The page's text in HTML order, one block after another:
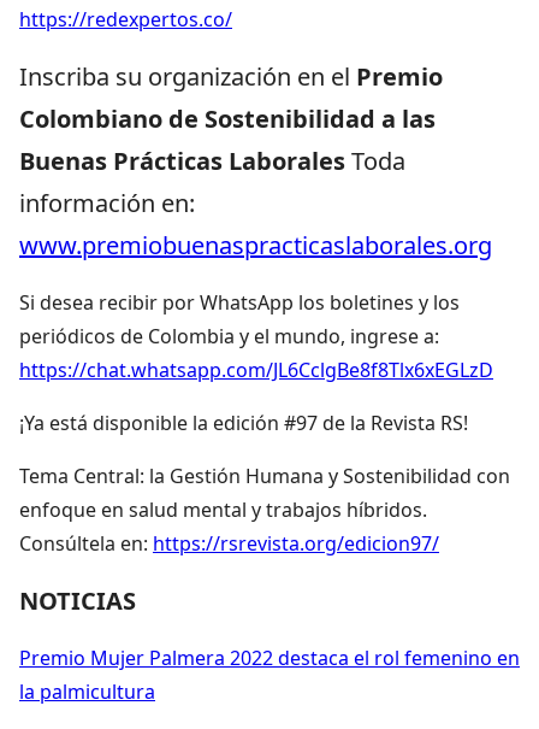
https://redexpertos.co/
Inscriba su organización en el Premio
Colombiano de Sostenibilidad a las
Buenas Prácticas LaboralesToda
información en:
www.premiobuenaspracticaslaborales.org
Si desea recibir por WhatsApp los boletines y los
periódicos de Colombia y el mundo, ingrese a:
https://chat.whatsapp.com/JL6CclgBe8f8Tlx6xEGLzD
¡Ya está disponible la edición #97 de la Revista RS!
Tema Central: la Gestión Humana y Sostenibilidad con
enfoque en salud mental y trabajos híbridos.
Consúltela en: https://rsrevista.org/edicion97/
NOTICIAS
Premio Mujer Palmera 2022 destaca el rol femenino en
la palmicultura